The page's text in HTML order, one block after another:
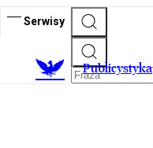
Serwisy
Publicystyka